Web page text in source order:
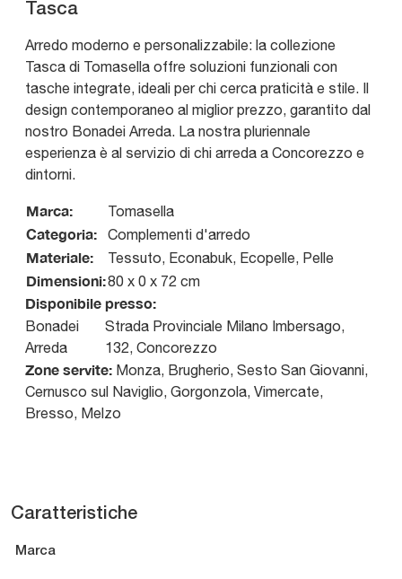
Tasca
Arredo moderno e personalizzabile: la collezione
Tasca di Tomasella offre soluzioni funzionali con
tasche integrate, ideali per chi cerca praticità e stile. Il
design contemporaneo al miglior prezzo, garantito dal
nostro Bonadei Arreda. La nostra pluriennale
esperienza è al servizio di chi arreda a Concorezzo e
dintorni.
Marca: Tomasella
Categoria: Complementi d'arredo
Materiale: Tessuto, Econabuk, Ecopelle, Pelle
Dimensioni:80 x 0 x 72 cm
Disponibile presso:
Bonadei
Arreda
Strada Provinciale Milano Imbersago,
132, Concorezzo
Zone servite: Monza, Brugherio, Sesto San Giovanni,
Cernusco sul Naviglio, Gorgonzola, Vimercate,
Bresso, Melzo
Caratteristiche
Marca